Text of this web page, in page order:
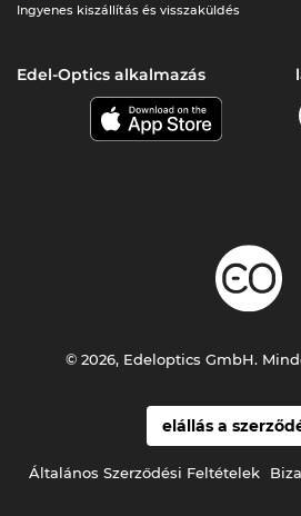
Ingyenes kiszállítás és visszaküldés
Edel-Optics alkalmazás
elállás a
Általános Szerződési Feltételek
© 2026, Edeloptics GmbH.